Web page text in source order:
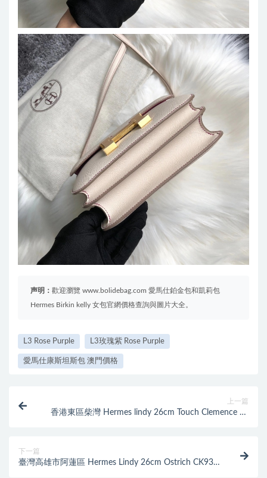
声明： 歡迎瀏覽 www.bolidebag.com 愛馬仕鉑金包和凱莉包
Hermes Birkin kelly 女包官網價格查詢與圖片大全。
L3 Rose Purple L3玫瑰紫 Rose Purple
愛馬仕康斯坦斯包 澳門價格
上一篇
香港東區柴灣 Hermes lindy 26cm Touch Clemence 8L
下一篇
臺灣高雄市阿蓮區 Hermes Lindy 26cm Ostrich CK93